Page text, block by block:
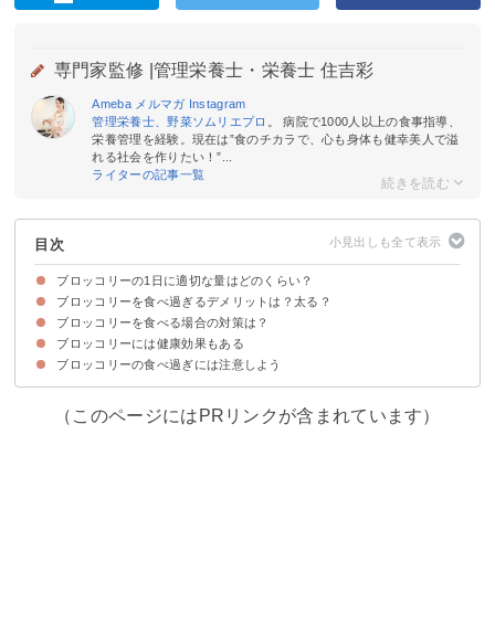
専門家監修 | 管理栄養士・栄養士 住吉彩
Ameba メルマガ Instagram
管理栄養士、野菜ソムリエプロ
。 病院で1000人以上の食事指導、
栄養管理を経験。現在は”食のチカラで、心も身体も健幸美人で溢
れる社会を作りたい！”...
ライターの記事一覧
目次
ブロッコリーの1日に適切な量はどのくらい？
ブロッコリーは1日1本（400g）までが適切
ブロッコリー1kgは食べ過ぎ
ブロッコリーを食べ過ぎるデメリットは？太る？
体臭がくさくなる
胃腸に負担がかかり腹痛を起こすことも
甲状腺機能低下症を引き起こす可能性がある
ブロッコリーの食べ過ぎで太ることはない
ブロッコリーを食べる場合の対策は？
加熱調理する
1日に食べる量を制限する
ブロッコリーには健康効果もある
免疫力が上がる
ガンや動脈硬化の予防
ブロッコリーの食べ過ぎには注意しよう
（このページにはPRリンクが含まれています）